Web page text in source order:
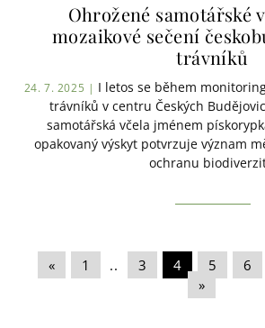
Ohrožené samotářské
mozaikové sečení
trávníků
24. 7. 2025 | I letos se během
trávníků v centru Českých
samotářská včela jménem
opakovaný výskyt potvrzuje význam
ochranu
« 1 .. 3 4 5 6
»